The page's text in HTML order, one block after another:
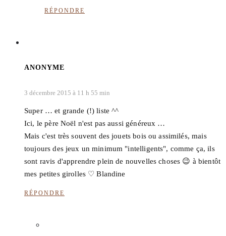
RÉPONDRE
ANONYME
3 décembre 2015 à 11 h 55 min
Super … et grande (!) liste ^^
Ici, le père Noël n'est pas aussi généreux …
Mais c'est très souvent des jouets bois ou assimilés, mais
toujours des jeux un minimum "intelligents", comme ça, ils
sont ravis d'apprendre plein de nouvelles choses 😉 à bientôt
mes petites girolles ♡ Blandine
RÉPONDRE